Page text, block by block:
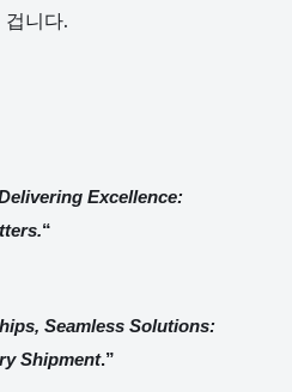
니다.
Excellence:
“
Seamless Solutions:
Shipment.”